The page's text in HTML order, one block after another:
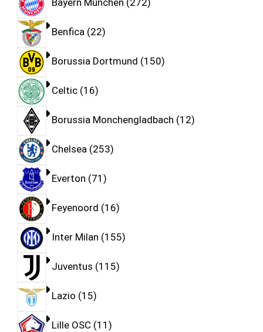
Bayern München 272
Benfica 22
Borussia Dortmund 150
Celtic 16
Borussia Monchengladbach 12
Chelsea 253
Everton 71
Feyenoord 16
Inter Milan 155
Juventus 115
Lazio 15
Lille OSC 11